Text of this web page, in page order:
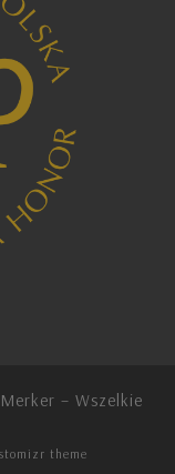
– Wszelkie
theme